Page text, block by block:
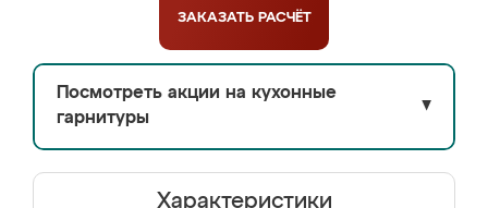
ЗАКАЗАТЬ РАСЧЁТ
Посмотреть акции на кухонные
гарнитуры
▼
Характеристики